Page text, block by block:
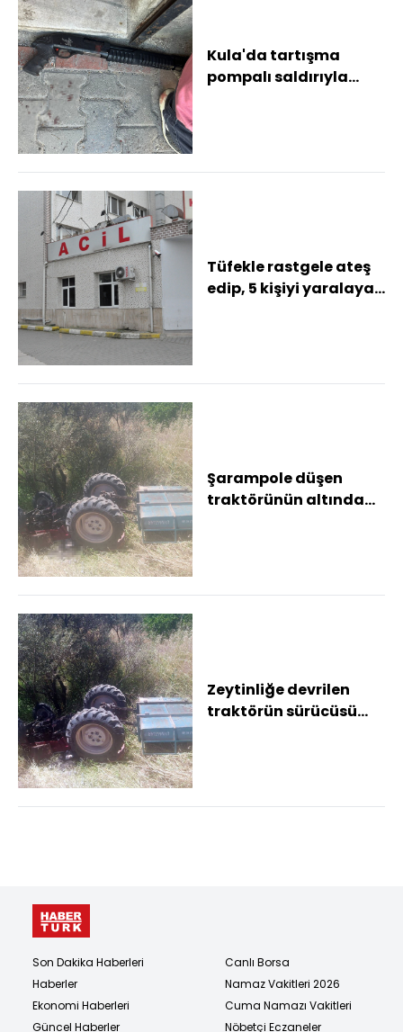
Kula'da tartışma
pompalı saldırıyla
Tüfekle rastgele ateş
edip, 5 kişiyi yaralayan
Şarampole düşen
traktörünün altında
Zeytinliğe devrilen
traktörün sürücüsü
Son Dakika Haberleri
Haberler
Ekonomi Haberleri
Güncel Haberler
Canlı Borsa
Namaz Vakitleri 2026
Cuma Namazı Vakitleri
Nöbetçi Eczaneler